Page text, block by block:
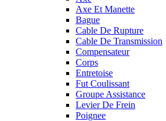
Axe Et Manette
Bague
Cable De Rupture
Cable De Transmission
Compensateur
Corps
Entretoise
Fut Coulissant
Groupe Assistance
Levier De Frein
Poignee